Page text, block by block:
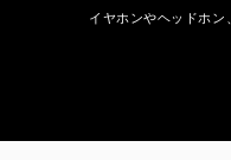
イヤホンやヘッドホン